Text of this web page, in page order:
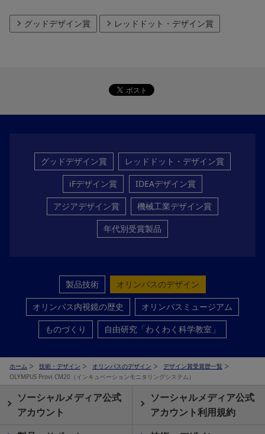
グッドデザイン賞 レッドドット・デザイン賞
グッドデザイン賞
レッドドット・デザイン賞
iFデザイン賞
IDEAデザイン賞
アジアデザイン賞
機械工業デザイン賞
年代別受賞製品
製品技術
オリンパスのデザイン
オリンパス内視鏡の歴史
オリンパスミュージアム
ものづくり
自由研究「わくわく科学教室」
ホーム 技術・デザイン オリンパスのデザイン
デザイン賞受賞歴一覧
OLYMPUS Provi CM20（インキュベーションモニタリングシステム）
ソーシャルメディア公式
アカウント
ソーシャルメディア公式
アカウント利用規約